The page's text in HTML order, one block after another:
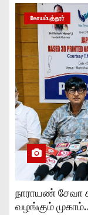
கோயம்புத்தூர்
நாராயண்
வழங்கும்